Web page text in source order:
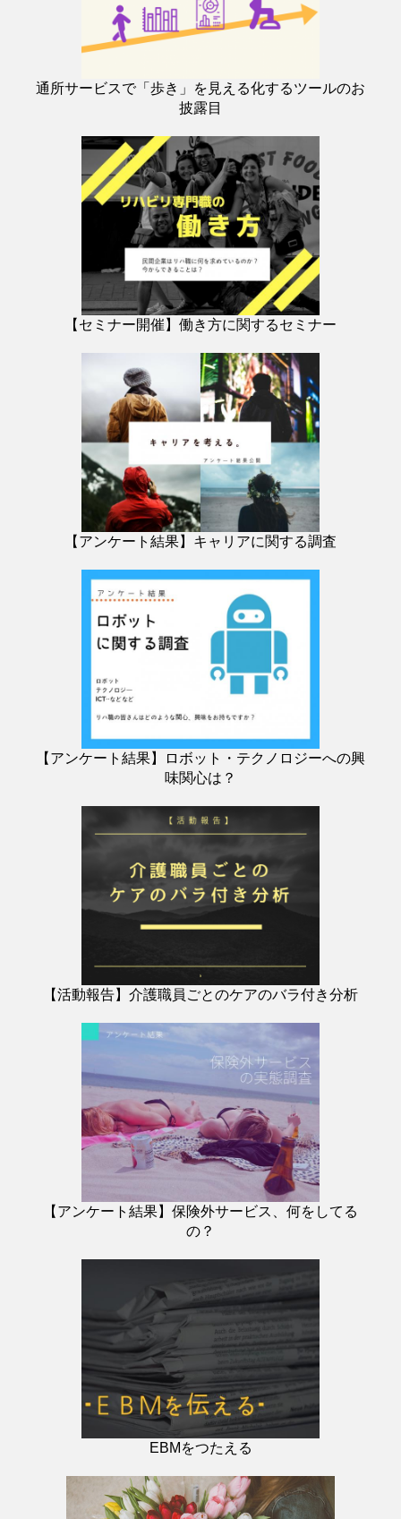
通所サービスで「歩き」を見える化するツールのお
披露目
【セミナー開催】働き方に関するセミナー
【アンケート結果】キャリアに関する調査
【アンケート結果】ロボット・テクノロジーへの興
味関心は？
【活動報告】介護職員ごとのケアのバラ付き分析
【アンケート結果】保険外サービス、何をしてる
の？
EBMをつたえる